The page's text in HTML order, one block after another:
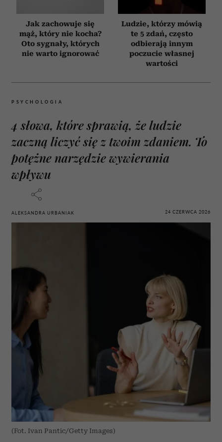
Jak zachowuje się
mąż, który nie kocha?
Oto sygnały, których
nie warto ignorować
Ludzie, którzy mówią
te 5 zdań, często
odbierają innym
poczucie własnej
wartości
PSYCHOLOGIA
4 słowa, które sprawią, że ludzie
zaczną liczyć się z twoim zdaniem. To
potężne narzędzie wywierania
wpływu
ALEKSANDRA URBANIAK 24 CZERWCA 2026
(Fot. Ivan Pantic/Getty Images)